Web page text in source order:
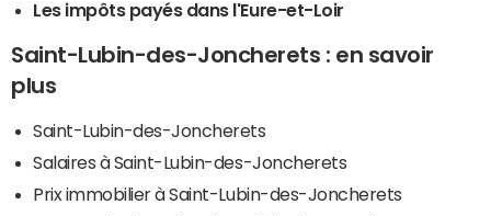
Les impôts payés dans l'Eure-et-Loir
Saint-Lubin-des-Joncherets : en savoir
plus
Saint-Lubin-des-Joncherets
Salaires à Saint-Lubin-des-Joncherets
Prix immobilier à Saint-Lubin-des-Joncherets